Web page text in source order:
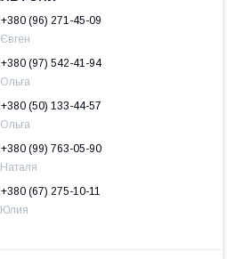
+380 (96) 271-45-09
Євген
+380 (97) 542-41-94
Ольга
+380 (50) 133-44-57
Ольга
+380 (99) 763-05-90
Наталя
+380 (67) 275-10-11
Юлия